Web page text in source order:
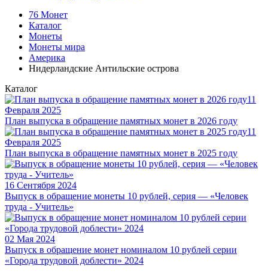
76 Монет
Каталог
Монеты
Монеты мира
Америка
Нидерландские Антильские острова
Каталог
11
Февраля 2025
План выпуска в обращение памятных монет в 2026 году
11
Февраля 2025
План выпуска в обращение памятных монет в 2025 году
16 Сентября 2024
Выпуск в обращение монеты 10 рублей, серия — «Человек
труда - Учитель»
02 Мая 2024
Выпуск в обращение монет номиналом 10 рублей серии
«Города трудовой доблести» 2024